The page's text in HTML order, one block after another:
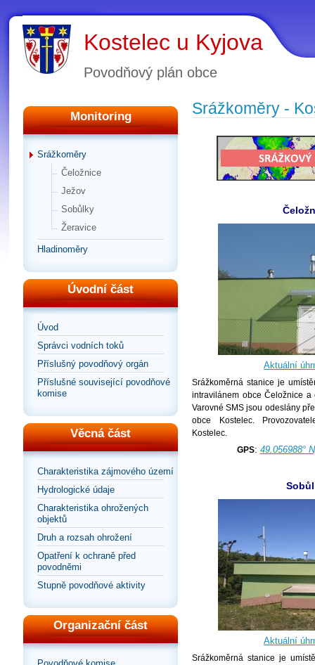
Kostelec u Kyjova
Povodňový plán obce
Monitoring
Srážkoměry
Čeložnice
Ježov
Sobůlky
Žeravice
Hladinoměry
Úvodní část
Úvod
Správci vodních toků
Příslušný povodňový orgán
Příslušné související povodňové
komise
Věcná část
Charakteristika zájmového území
Hydrologické údaje
Charakteristika ohrožených
objektů
Druh a rozsah ohrožení
Opatření k ochraně před
povodněmi
Stupně povodňové aktivity
Organizační část
Srážkoměry -
Aktuální
Srážkoměrná stanice je
intravilánem obce Čeložnice a
Varovné SMS jsou odeslány
obce Kostelec.
Kostelec.
GPS: 49.056988°
Aktuální
Srážkoměrná stanice je